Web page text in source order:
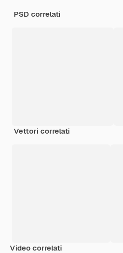
PSD correlati
Vettori correlati
Video correlati